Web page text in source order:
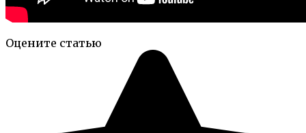
Оцените статью